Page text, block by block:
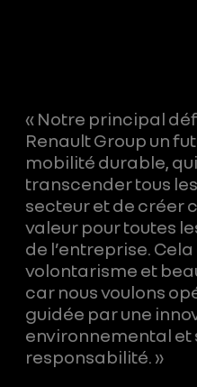
« Notre principal
Renault Group un
mobilité durable,
transcender tous
secteur et de créer
valeur pour toutes
de l’entreprise.
volontarisme et
car nous voulons
guidée par une
environnemental et
responsabilité. »